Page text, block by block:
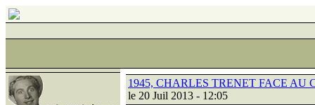
1945, CHARLES TRENET FACE AU
le 20 Juil 2013 - 12:05